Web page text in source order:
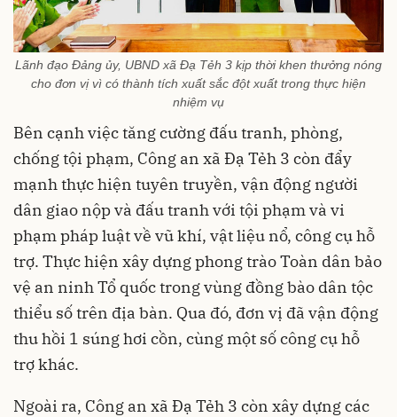
Lãnh đạo Đảng ủy, UBND xã Đạ Tẻh 3 kịp thời khen thưởng nóng
cho đơn vị vì có thành tích xuất sắc đột xuất trong thực hiện
nhiệm vụ
Bên cạnh việc tăng cường đấu tranh, phòng,
chống tội phạm, Công an xã Đạ Tẻh 3 còn đẩy
mạnh thực hiện tuyên truyền, vận động người
dân giao nộp và đấu tranh với tội phạm và vi
phạm pháp luật về vũ khí, vật liệu nổ, công cụ hỗ
trợ. Thực hiện xây dựng phong trào Toàn dân bảo
vệ an ninh Tổ quốc trong vùng đồng bào dân tộc
thiểu số trên địa bàn. Qua đó, đơn vị đã vận động
thu hồi 1 súng hơi cồn, cùng một số công cụ hỗ
trợ khác.
Ngoài ra, Công an xã Đạ Tẻh 3 còn xây dựng các